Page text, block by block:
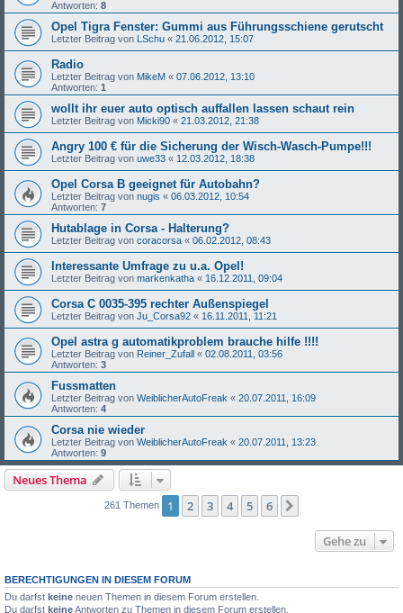
Antworten: 8
Opel Tigra Fenster: Gummi aus Führungsschiene gerutscht
Letzter Beitrag von LSchu « 21.06.2012, 15:07
Radio
Letzter Beitrag von MikeM « 07.06.2012, 13:10
Antworten: 1
wollt ihr euer auto optisch auffallen lassen schaut rein
Letzter Beitrag von Micki90 « 21.03.2012, 21:38
Angry 100 € für die Sicherung der Wisch-Wasch-Pumpe!!!
Letzter Beitrag von uwe33 « 12.03.2012, 18:38
Opel Corsa B geeignet für Autobahn?
Letzter Beitrag von nugis « 06.03.2012, 10:54
Antworten: 7
Hutablage in Corsa - Halterung?
Letzter Beitrag von coracorsa « 06.02.2012, 08:43
Interessante Umfrage zu u.a. Opel!
Letzter Beitrag von markenkatha « 16.12.2011, 09:04
Corsa C 0035-395 rechter Außenspiegel
Letzter Beitrag von Ju_Corsa92 « 16.11.2011, 11:21
Opel astra g automatikproblem brauche hilfe !!!!
Letzter Beitrag von Reiner_Zufall « 02.08.2011, 03:56
Antworten: 3
Fussmatten
Letzter Beitrag von WeiblicherAutoFreak « 20.07.2011, 16:09
Antworten: 4
Corsa nie wieder
Letzter Beitrag von WeiblicherAutoFreak « 20.07.2011, 13:23
Antworten: 9
Neues Thema
261 Themen 1 2 3 4 5 6
Gehe zu
BERECHTIGUNGEN IN DIESEM FORUM
Du darfst keine neuen Themen in diesem Forum erstellen.
Du darfst keineAntworten zu Themen in diesem Forum erstellen.